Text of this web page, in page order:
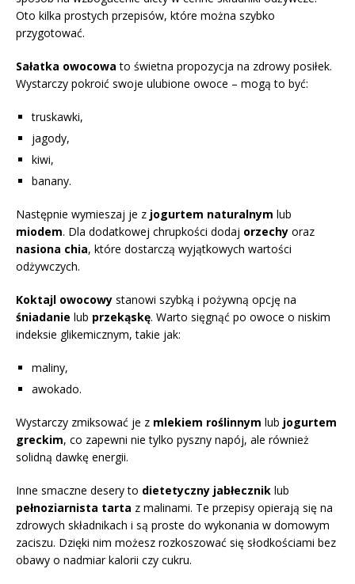
Oto kilka prostych przepisów, które można szybko
przygotować.
Sałatka owocowa to świetna propozycja na zdrowy posiłek.
Wystarczy pokroić swoje ulubione owoce – mogą to być:
truskawki,
jagody,
kiwi,
banany.
Następnie wymieszaj je z jogurtem naturalnym lub
miodem. Dla dodatkowej chrupkości dodaj orzechy oraz
nasiona chia, które dostarczą wyjątkowych wartości
odżywczych.
Koktajl owocowy stanowi szybką i pożywną opcję na
śniadanie lub przekąskę. Warto sięgnąć po owoce o niskim
indeksie glikemicznym, takie jak:
maliny,
awokado.
Wystarczy zmiksować je z mlekiem roślinnym lub jogurtem
greckim, co zapewni nie tylko pyszny napój, ale również
solidną dawkę energii.
Inne smaczne desery to dietetyczny jabłecznik lub
pełnoziarnista tarta z malinami. Te przepisy opierają się na
zdrowych składnikach i są proste do wykonania w domowym
zaciszu. Dzięki nim możesz rozkoszować się słodkościami bez
obawy o nadmiar kalorii czy cukru.